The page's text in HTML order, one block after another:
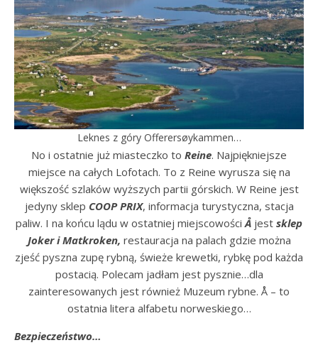
Leknes z góry Offerersøykammen…
No i ostatnie już miasteczko to Reine. Najpiękniejsze
miejsce na całych Lofotach. To z Reine wyrusza się na
większość szlaków wyższych partii górskich. W Reine jest
jedyny sklep COOP PRIX, informacja turystyczna, stacja
paliw. I na końcu lądu w ostatniej miejscowości Å jest sklep
Joker i Matkroken, restauracja na palach gdzie można
zjeść pyszna zupę rybną, świeże krewetki, rybkę pod każda
postacią. Polecam jadłam jest pysznie…dla
zainteresowanych jest również Muzeum rybne. Å – to
ostatnia litera alfabetu norweskiego…
Bezpieczeństwo…